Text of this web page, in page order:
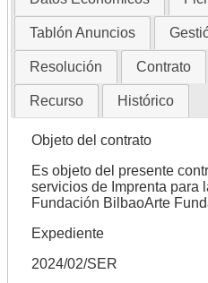
Tablón Anuncios
Resolución Contrato
Recurso Histórico
Objeto del contrato
Es objeto del presente
servicios de Imprenta para
Fundación BilbaoArte
Expediente
2024/02/SER